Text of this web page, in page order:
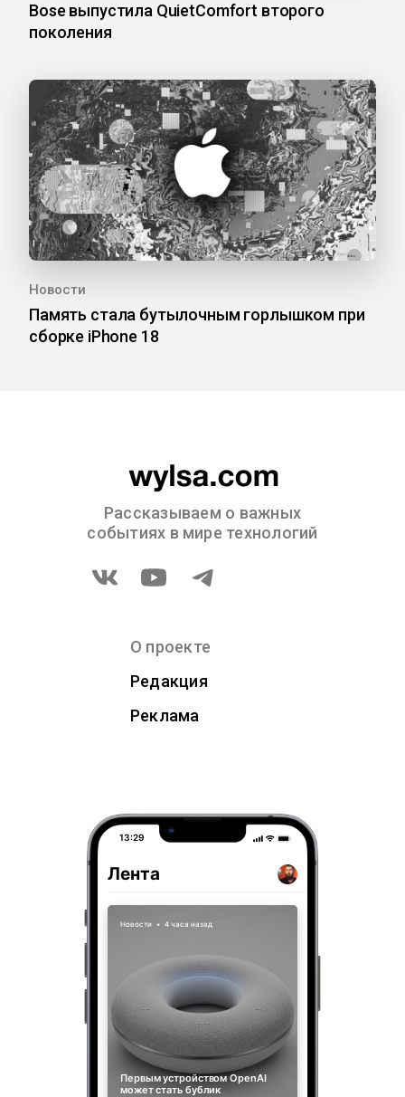
Bose выпустила QuietComfort второго
поколения
Новости
Память стала бутылочным горлышком при
сборке iPhone 18
Рассказываем о важных
событиях в мире технологий
О проекте
Редакция
Реклама
13:29
Лента
Новости • 4 часа назад
Первым устройством OpenAI
может стать бублик